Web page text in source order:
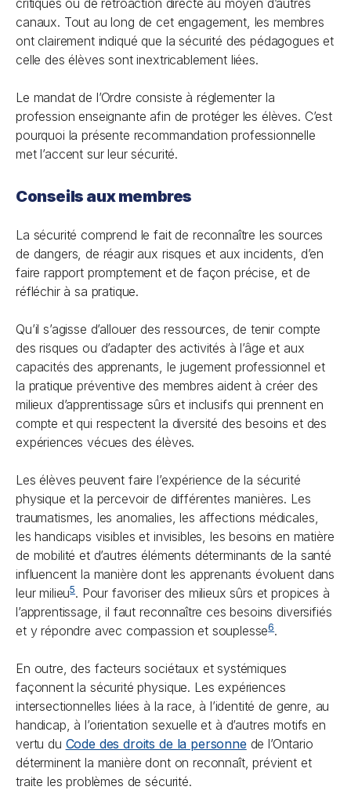
critiques ou de rétroaction directe au moyen d’autres
canaux. Tout au long de cet engagement, les membres
ont clairement indiqué que la sécurité des pédagogues et
celle des élèves sont inextricablement liées.
Le mandat de l’Ordre consiste à réglementer la
profession enseignante afin de protéger les élèves. C’est
pourquoi la présente recommandation professionnelle
met l’accent sur leur sécurité.
Conseils aux membres
La sécurité comprend le fait de reconnaître les sources
de dangers, de réagir aux risques et aux incidents, d’en
faire rapport promptement et de façon précise, et de
réfléchir à sa pratique.
Qu’il s’agisse d’allouer des ressources, de tenir compte
des risques ou d’adapter des activités à l’âge et aux
capacités des apprenants, le jugement professionnel et
la pratique préventive des membres aident à créer des
milieux d’apprentissage sûrs et inclusifs qui prennent en
compte et qui respectent la diversité des besoins et des
expériences vécues des élèves.
Les élèves peuvent faire l’expérience de la sécurité
physique et la percevoir de différentes manières. Les
traumatismes, les anomalies, les affections médicales,
les handicaps visibles et invisibles, les besoins en matière
de mobilité et d’autres éléments déterminants de la santé
influencent la manière dont les apprenants évoluent dans
leur milieu5. Pour favoriser des milieux sûrs et propices à
l’apprentissage, il faut reconnaître ces besoins diversifiés
et y répondre avec compassion et souplesse6.
En outre, des facteurs sociétaux et systémiques
façonnent la sécurité physique. Les expériences
intersectionnelles liées à la race, à l’identité de genre, au
handicap, à l’orientation sexuelle et à d’autres motifs en
vertu du Code des droits de la personne de l’Ontario
déterminent la manière dont on reconnaît, prévient et
traite les problèmes de sécurité.